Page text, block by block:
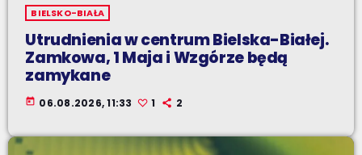
BIELSKO-BIAŁA
Utrudnienia w centrum Bielska-Białej.
Zamkowa, 1 Maja i Wzgórze będą
zamykane
today 06.08.2026, 11:33 1 2